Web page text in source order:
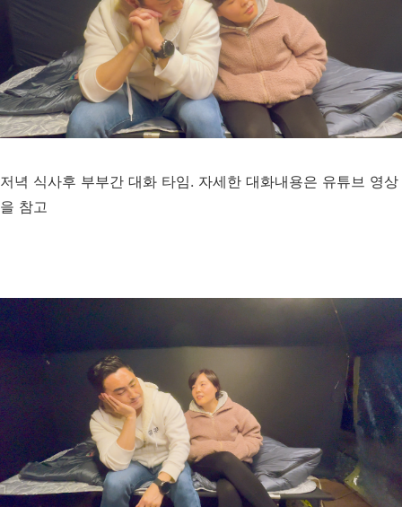
저녁 식사후 부부간 대화 타임. 자세한 대화내용은 유튜브 영상
을 참고